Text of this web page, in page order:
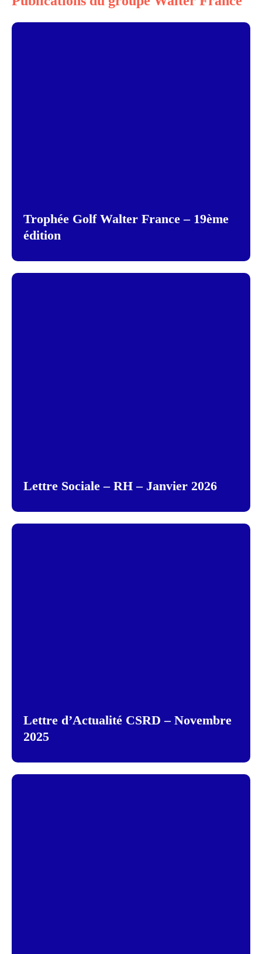
Trophée Golf Walter France – 19ème
édition
Lettre Sociale – RH – Janvier 2026
Lettre d’Actualité CSRD – Novembre
2025